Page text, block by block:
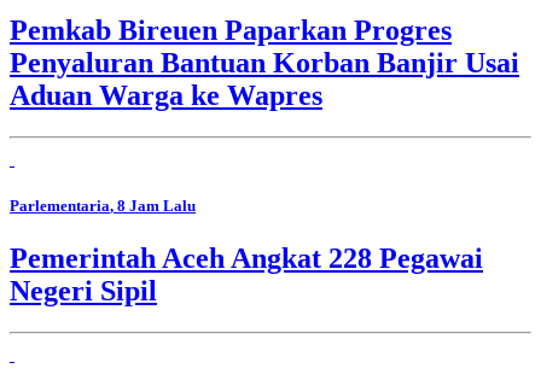
Pemkab Bireuen Paparkan Progres
Penyaluran Bantuan Korban Banjir Usai
Aduan Warga ke Wapres
Parlementaria, 8 Jam Lalu
Pemerintah Aceh Angkat 228 Pegawai
Negeri Sipil